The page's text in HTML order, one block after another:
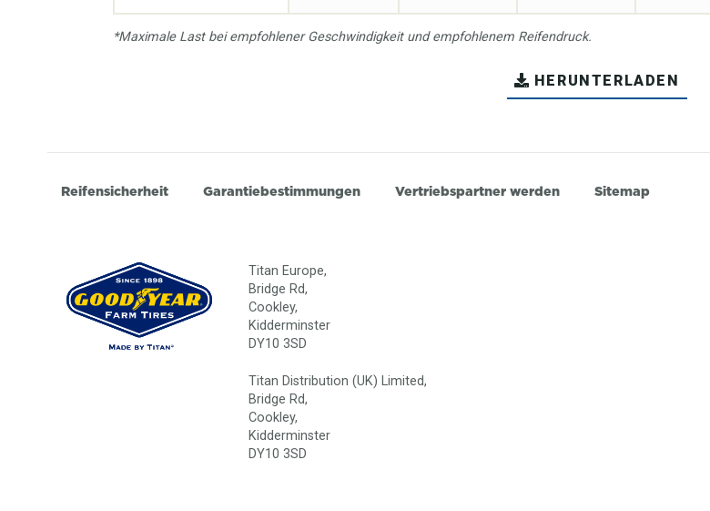
*Maximale Last bei empfohlener Geschwindigkeit und empfohlenem Reifendruck.
HERUNTERLADEN
Reifensicherheit Garantiebestimmungen Vertriebspartner werden Sitemap
Titan Europe,
Bridge Rd,
Cookley,
Kidderminster
DY10 3SD
Titan Distribution (UK) Limited,
Bridge Rd,
Cookley,
Kidderminster
DY10 3SD